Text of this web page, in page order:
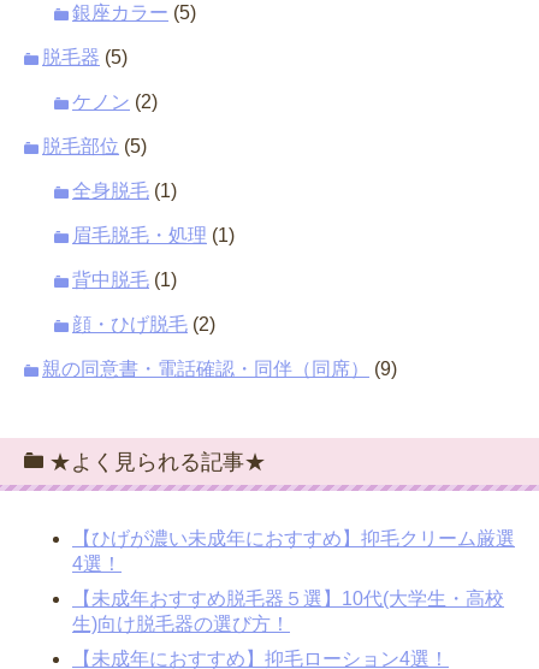
銀座カラー (5)
脱毛器 (5)
ケノン (2)
脱毛部位 (5)
全身脱毛 (1)
眉毛脱毛・処理 (1)
背中脱毛 (1)
顔・ひげ脱毛 (2)
親の同意書・電話確認・同伴（同席） (9)
★よく見られる記事★
【ひげが濃い未成年におすすめ】抑毛クリーム厳選
4選！
【未成年おすすめ脱毛器５選】10代(大学生・高校
生)向け脱毛器の選び方！
【未成年におすすめ】抑毛ローション4選！